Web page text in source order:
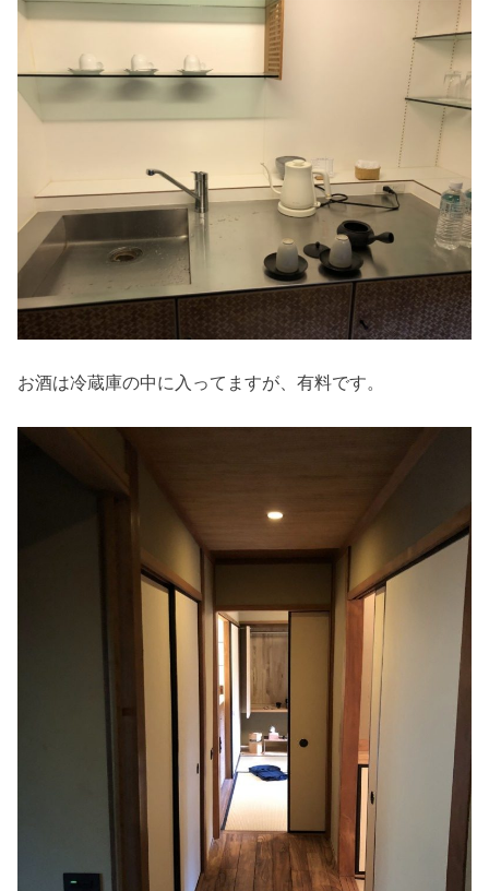
お酒は冷蔵庫の中に入ってますが、有料です。